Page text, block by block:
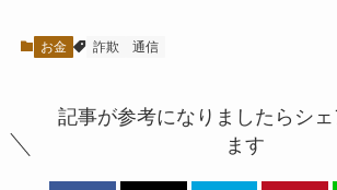
お金 詐欺 通信
記事が参考になりましたらシ
ます